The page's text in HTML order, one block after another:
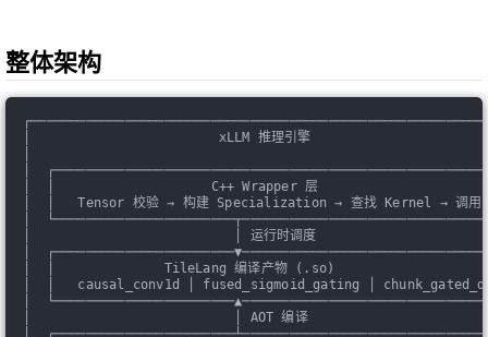
整体架构
│                        xLLM 推理引擎
│
│  │                    C++ Wrapper 层
│  │   Tensor 校验 → 构建 Specialization → 查找 Kernel → 调
│
│                          │ 运行时调度
│
│  │              TileLang 编译产物 (.so)
│  │   causal_conv1d │ fused_sigmoid_gating │
│
│                          │ AOT 编译
│